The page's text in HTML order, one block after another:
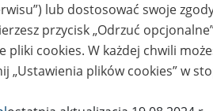
przeprowadzenia prac
od godziny 17:00 do 28 listopada
Urzędowego Poświadczenie
o świadczenie wychowawcze
lub dostosować swoje
przycisk „Odrzuć
pliki cookies. W każdej chwili
„Ustawienia plików cookies” w